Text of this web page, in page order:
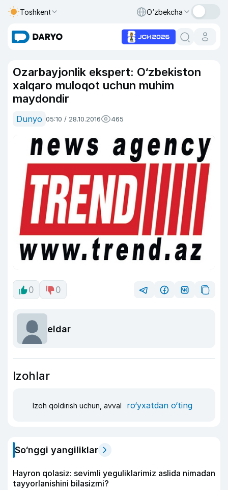
Toshkent O‘zbekcha
Ozarbayjonlik ekspert: O‘zbekiston
xalqaro muloqot uchun muhim
maydondir
Dunyo 05:10 / 28.10.2016 465
0 0
eldar
Izohlar
Izoh qoldirish uchun, avval ro‘yxatdan o‘ting
So‘nggi yangiliklar
Hayron qolasiz: sevimli yeguliklarimiz aslida nimadan
tayyorlanishini bilasizmi?